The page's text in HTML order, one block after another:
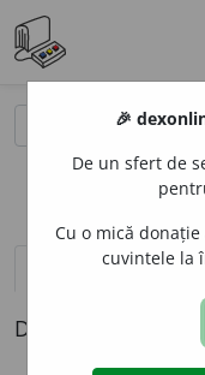
definiții (1)
Definiția cu ID-ul
🎉
De un sfert de
Cu o mică
cuvintele la